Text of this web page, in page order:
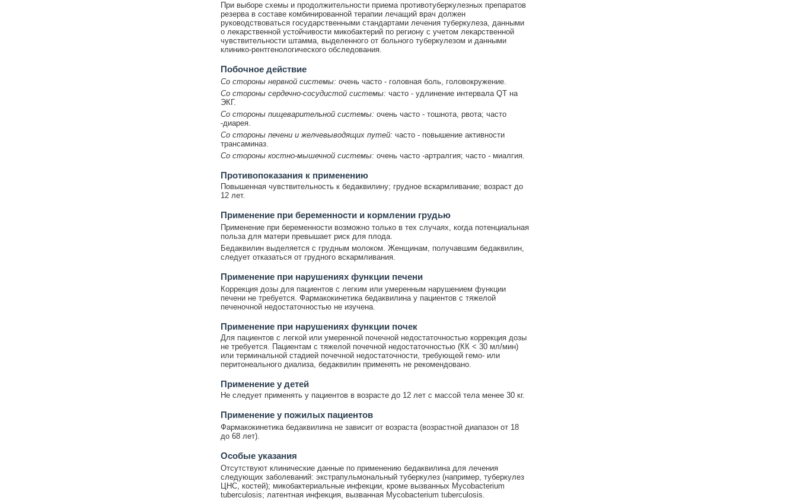
При выборе схемы и продолжительности приема противотуберкулезных препаратов
резерва в составе комбинированной терапии лечащий врач должен
руководствоваться государственными стандартами лечения туберкулеза, данными
о лекарственной устойчивости микобактерий по региону с учетом лекарственной
чувствительности штамма, выделенного от больного туберкулезом и данными
клинико-рентгенологического обследования.
Побочное действие
Со стороны нервной системы: очень часто - головная боль, головокружение.
Со стороны сердечно-сосудистой системы: часто - удлинение интервала QT на
ЭКГ.
Со стороны пищеварительной системы: очень часто - тошнота, рвота; часто
-диарея.
Со стороны печени и желчевыводящих путей: часто - повышение активности
трансаминаз.
Со стороны костно-мышечной системы: очень часто -артралгия; часто - миалгия.
Противопоказания к применению
Повышенная чувствительность к бедаквилину; грудное вскармливание; возраст до
12 лет.
Применение при беременности и кормлении грудью
Применение при беременности возможно только в тех случаях, когда потенциальная
польза для матери превышает риск для плода.
Бедаквилин выделяется с грудным молоком. Женщинам, получавшим бедаквилин,
следует отказаться от грудного вскармливания.
Применение при нарушениях функции печени
Коррекция дозы для пациентов с легким или умеренным нарушением функции
печени не требуется. Фармакокинетика бедаквилина у пациентов с тяжелой
печеночной недостаточностью не изучена.
Применение при нарушениях функции почек
Для пациентов с легкой или умеренной почечной недостаточностью коррекция дозы
не требуется. Пациентам с тяжелой почечной недостаточностью (КК < 30 мл/мин)
или терминальной стадией почечной недостаточности, требующей гемо- или
перитонеального диализа, бедаквилин применять не рекомендовано.
Применение у детей
Не следует применять у пациентов в возрасте до 12 лет с массой тела менее 30 кг.
Применение у пожилых пациентов
Фармакокинетика бедаквилина не зависит от возраста (возрастной диапазон от 18
до 68 лет).
Особые указания
Отсутствуют клинические данные по применению бедаквилина для лечения
следующих заболеваний: экстрапульмональный туберкулез (например, туберкулез
ЦНС, костей); микобактериальные инфекции, кроме вызванных Mycobacterium
tuberculosis; латентная инфекция, вызванная Mycobacterium tuberculosis.